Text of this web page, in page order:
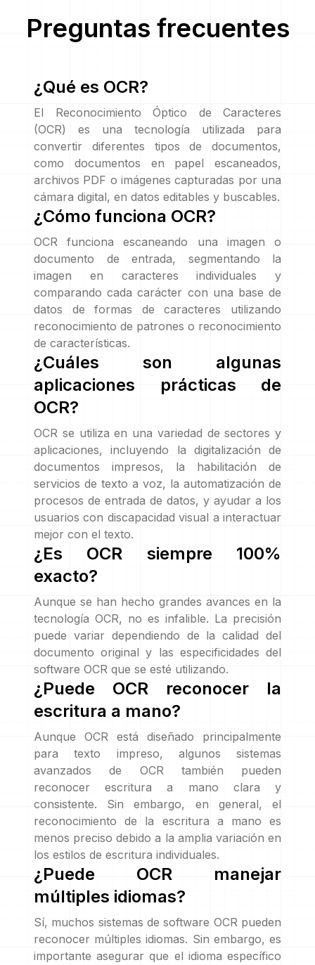
Preguntas frecuentes
¿Qué es OCR?
El Reconocimiento Óptico de Caracteres
(OCR) es una tecnología utilizada para
convertir diferentes tipos de documentos,
como documentos en papel escaneados,
archivos PDF o imágenes capturadas por una
cámara digital, en datos editables y buscables.
¿Cómo funciona OCR?
OCR funciona escaneando una imagen o
documento de entrada, segmentando la
imagen en caracteres individuales y
comparando cada carácter con una base de
datos de formas de caracteres utilizando
reconocimiento de patrones o reconocimiento
de características.
¿Cuáles son algunas
aplicaciones prácticas de
OCR?
OCR se utiliza en una variedad de sectores y
aplicaciones, incluyendo la digitalización de
documentos impresos, la habilitación de
servicios de texto a voz, la automatización de
procesos de entrada de datos, y ayudar a los
usuarios con discapacidad visual a interactuar
mejor con el texto.
¿Es OCR siempre 100%
exacto?
Aunque se han hecho grandes avances en la
tecnología OCR, no es infalible. La precisión
puede variar dependiendo de la calidad del
documento original y las especificidades del
software OCR que se esté utilizando.
¿Puede OCR reconocer la
escritura a mano?
Aunque OCR está diseñado principalmente
para texto impreso, algunos sistemas
avanzados de OCR también pueden
reconocer escritura a mano clara y
consistente. Sin embargo, en general, el
reconocimiento de la escritura a mano es
menos preciso debido a la amplia variación en
los estilos de escritura individuales.
¿Puede OCR manejar
múltiples idiomas?
Sí, muchos sistemas de software OCR pueden
reconocer múltiples idiomas. Sin embargo, es
importante asegurar que el idioma específico